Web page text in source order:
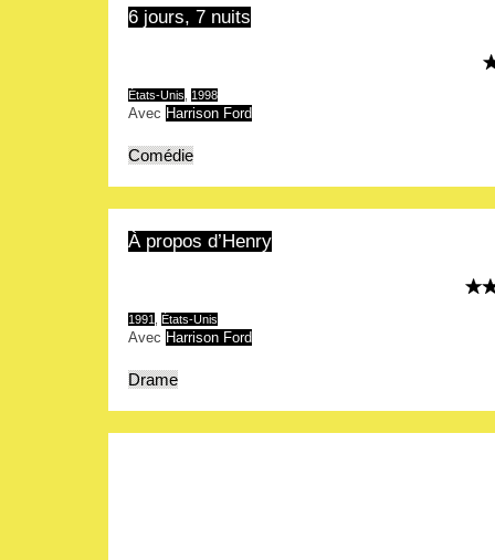
6 jours, 7 nuits
États-Unis 1998
Avec Harrison Ford
Comédie
À propos d’Henry
1991 États-Unis
Avec Harrison Ford
Drame